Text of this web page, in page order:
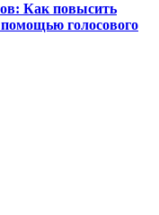
Как повысить
помощью голосового